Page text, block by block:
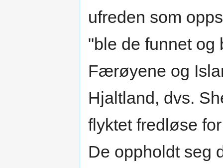
ufreden som
"ble de funnet og
Færøyene og
Hjaltland, dvs.
flyktet fredløse
De oppholdt seg